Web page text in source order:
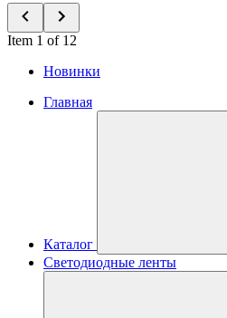
Item 1 of 12
Новинки
Главная
Каталог
Светодиодные ленты